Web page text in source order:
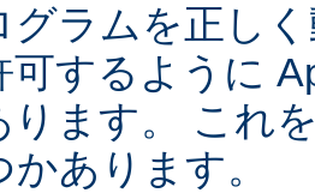
グラムを正し
可するように
ります。 これ
あります。